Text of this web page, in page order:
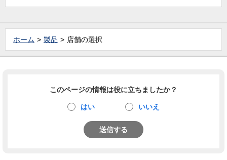
ホーム 製品 店舗の選択
このページの情報は役に立ちましたか？
はい いいえ
送信する